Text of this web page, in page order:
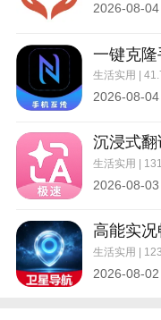
2026-08-04
生活实用 |
2026-08-04
沉浸式
生活实用 |
2026-08-03
高能实
生活实用 |
2026-08-02